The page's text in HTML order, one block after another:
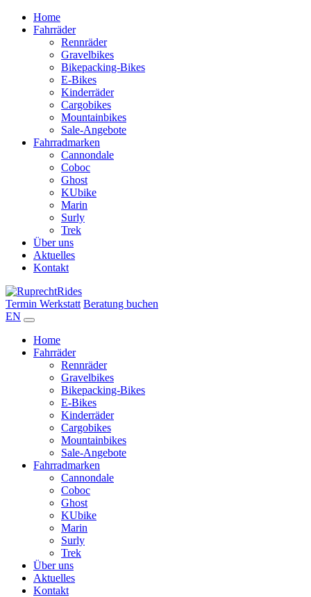
Zum
Inhalt
Home
Fahrräder
Rennräder
Gravelbikes
Bikepacking-Bikes
E-Bikes
Kinderräder
Cargobikes
Mountainbikes
Sale-Angebote
Fahrradmarken
Cannondale
Coboc
Ghost
KUbike
Marin
Surly
Trek
Über uns
Aktuelles
Kontakt
Termin Werkstatt Beratung buchen
EN
Home
Fahrräder
Rennräder
Gravelbikes
Bikepacking-Bikes
E-Bikes
Kinderräder
Cargobikes
Mountainbikes
Sale-Angebote
Fahrradmarken
Cannondale
Coboc
Ghost
KUbike
Marin
Surly
Trek
Über uns
Aktuelles
Kontakt